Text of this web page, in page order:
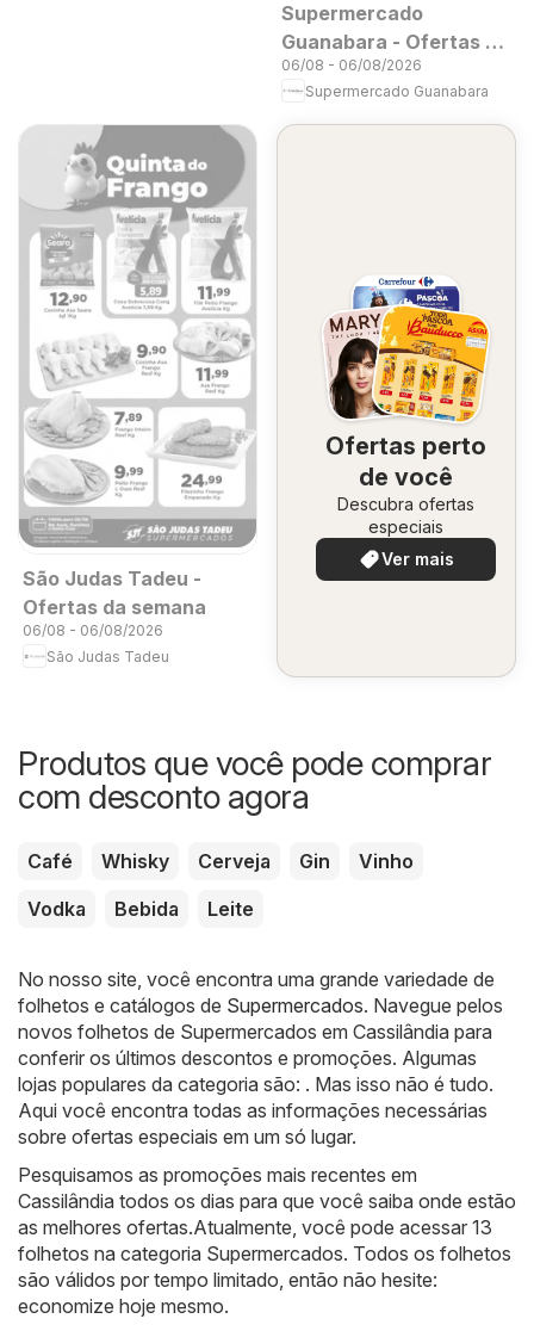
Supermercado
Guanabara - Ofertas da
semana
06/08 - 06/08/2026
Supermercado Guanabara
São Judas Tadeu -
Ofertas da semana
06/08 - 06/08/2026
São Judas Tadeu
Ofertas perto
de você
Descubra ofertas
especiais
Ver mais
Produtos que você pode comprar
com desconto agora
Café Whisky Cerveja Gin
Vinho
Vodka
Bebida Leite
No nosso site, você encontra uma grande variedade de
folhetos e catálogos de Supermercados. Navegue pelos
novos folhetos de Supermercados em Cassilândia para
conferir os últimos descontos e promoções. Algumas
lojas populares da categoria são: . Mas isso não é tudo.
Aqui você encontra todas as informações necessárias
sobre ofertas especiais em um só lugar.
Pesquisamos as promoções mais recentes em
Cassilândia todos os dias para que você saiba onde estão
as melhores ofertas.Atualmente, você pode acessar 13
folhetos na categoria Supermercados. Todos os folhetos
são válidos por tempo limitado, então não hesite:
economize hoje mesmo.